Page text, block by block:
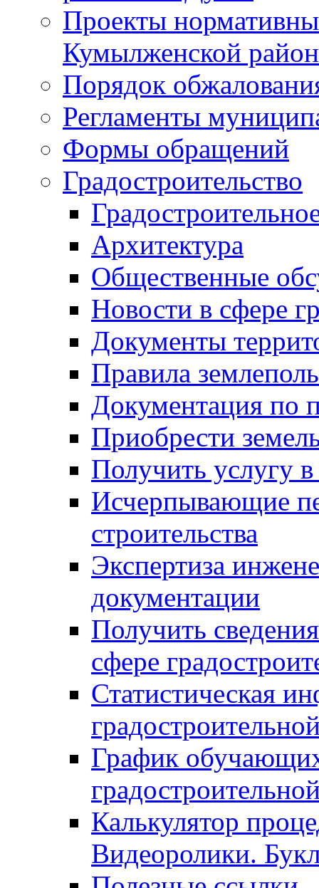
Проекты
Кумылженской
Порядок
Регламенты
Формы обращений
Градостроительство
Архитектура
Общественные
Новости в сфере
Документы
Правила
Документация по
Приобрести
Получить услугу в
Исчерпывающие
строительства
Экспертиза
документации
Получить
сфере
Статистическая
График
Калькулятор
Видеоролики.